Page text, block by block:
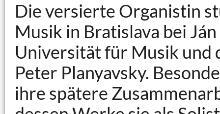
Die versierte Organistin
Musik in Bratislava bei
Universität für Musik und
Peter Planyavsky.
ihre spätere